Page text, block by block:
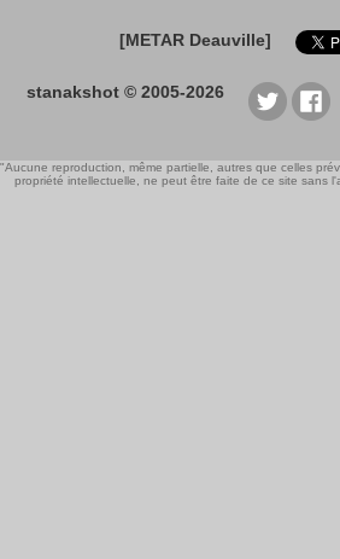
[METAR Deauville]
stanakshot © 2005-2026
"Aucune reproduction, même partielle, autres que celles
propriété intellectuelle, ne peut être faite de ce site sans